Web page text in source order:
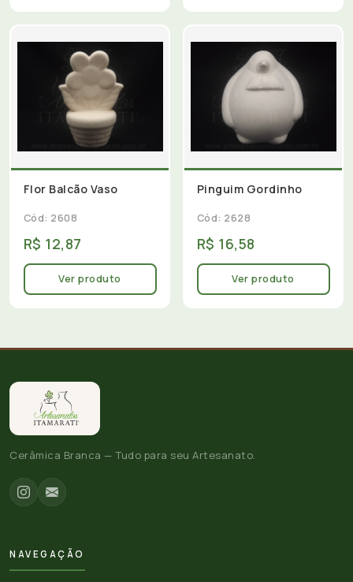
Flor Balcão Vaso
Cód: 2608
R$ 12,87
Ver produto
Pinguim Gordinho
Cód: 2628
R$ 16,58
Ver produto
Cerâmica Branca — Tudo para seu Artesanato.
NAVEGAÇÃO